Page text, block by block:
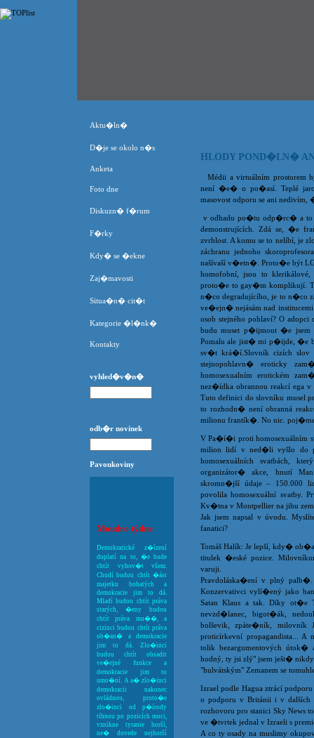
HLODY POND�LN�
Médii a virtuálním prostorem
není �e� o po�así. Teplé
masovost odporu se ani
v odhadu po�tu odp�rc� a to
demonstrujících. Zdá se, �e
zvrhlost. A komu se to nelíbí, je
záchranu jednoho
našívaší v�etn�. Proto�e být
homofobní, jsou to
proto�e to gay�m komplikují.
n�co degradujícího, je to n�co
ve�ejn� nejásám nad
osob stejného pohlaví? O
budu muset p�ijmout �e jsem
Pomalu ale jist� mi p�ijde, �e
sv�t krá�í.Slovník cizích
stejnopohlavn� eroticky
homosexualním erotickém
nez�ídka obrannou reakcí ega
Tuto definici do slovníku musel
to rozhodn� není obranná
milionu frantík�. No nic.
V Pa�í�i proti homosexuálním
milion lidí v ned�li vyšlo do
homosexuálních svatbách,
organizátor� akce, hnutí
skromn�jší údaje – 150.000
povolila homosexuální svatby.
Kv�tna v Montpellier na jihu
Jak jsem napsal v úvodu.
fanatici?
Tomáš Halík: Je lepší, kdy�
titulek �eské pozice.
varuji.
Pravdoláska�ení v plný palb�.
Konzervativci vylí�ený jako
Satan Klaus a tak. Díky ot�e
nevzd�lanec, bigot�ák,
bolševik, zpáte�ník, milovník
proticírkevní propagandista... A
tolik bezargumentových útok�
hodný, ty jsi zlý" jsem ješt�
"hulvátským" Zemanem se
Izrael podle Hagua ztrácí
o podporu v Británii i v dalších
rozhovoru pro stanici Sky News
ve �tvrtek jednal v Izraeli s
A co ty osady na muslimy
Aktu�ln�
D�je se okolo n�s
Anketa
Foto dne
Diskuzn� f�rum
F�rky
Kdy� se �ekne
Zaj�mavosti
Situa�n� cit�t
Kategorie �l�nk�
Kontakty
vyhled�v�n�
odb�r novinek
Pavoukoviny
Moudro týdne
Demokratické z�ízení
doplatí na to, �e bude
chtít vyhov�t všem.
Chudí budou chtít �ást
majetku bohatých a
demokracie jim to dá.
Mladí budou chtít práva
starých, �eny budou
chtít práva mu��, a
cizinci budou chtít práva
ob�an� a demokracie
jim to dá. Zlo�inci
budou chtít obsadit
ve�ejné funkce a
demokracie jim to
umo�ní. A a� zlo�inci
demokracii nakonec
ovládnou, proto�e
zlo�inci od p�írody
tíhnou po pozicích moci,
vznikne tyranie horší,
ne� dovede nejhorší